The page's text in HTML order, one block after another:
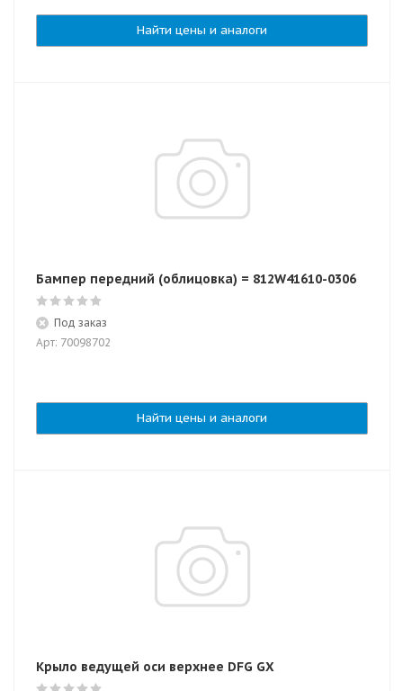
Найти цены и аналоги
Бампер передний (облицовка) = 812W41610-0306
Под заказ
Арт: 70098702
Найти цены и аналоги
Крыло ведущей оси верхнее DFG GX